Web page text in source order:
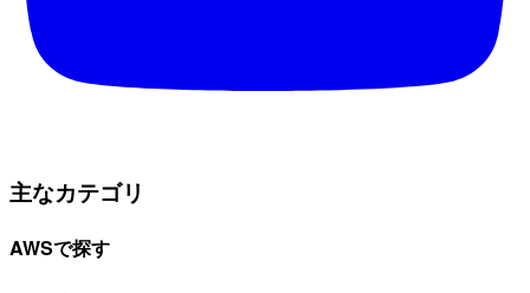
主なカテゴリ
AWSで探す